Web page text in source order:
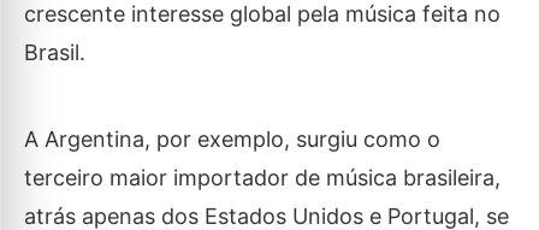
crescente interesse global pela música feita no
Brasil.
A Argentina, por exemplo, surgiu como o
terceiro maior importador de música brasileira,
atrás apenas dos Estados Unidos e Portugal, se